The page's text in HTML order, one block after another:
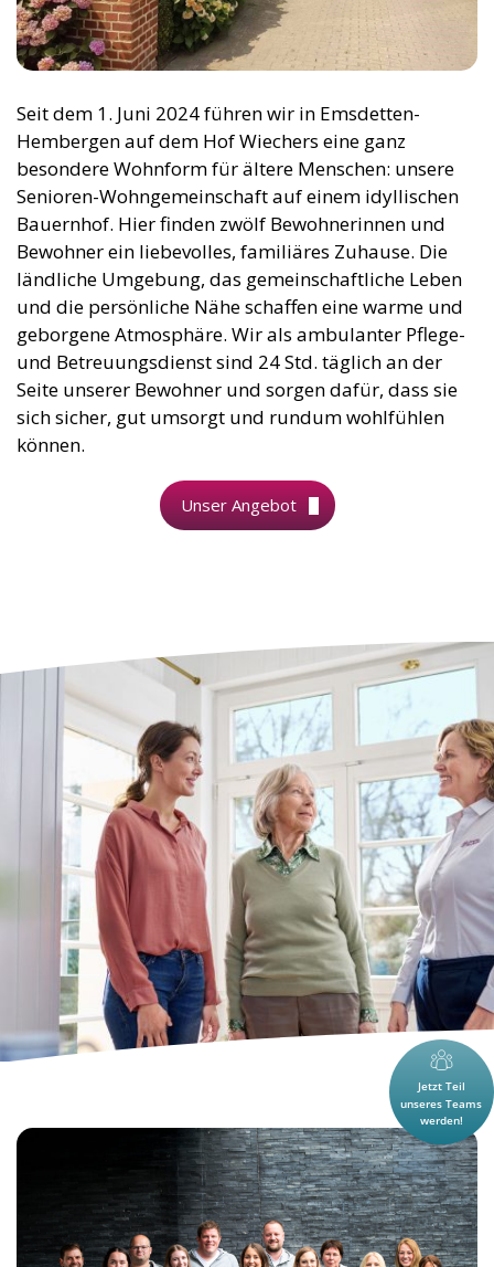
Seit dem 1. Juni 2024 führen wir in Emsdetten-
Hembergen auf dem Hof Wiechers eine ganz
besondere Wohnform für ältere Menschen: unsere
Senioren-Wohngemeinschaft auf einem idyllischen
Bauernhof. Hier finden zwölf Bewohnerinnen und
Bewohner ein liebevolles, familiäres Zuhause. Die
ländliche Umgebung, das gemeinschaftliche Leben
und die persönliche Nähe schaffen eine warme und
geborgene Atmosphäre. Wir als ambulanter Pflege-
und Betreuungsdienst sind 24 Std. täglich an der
Seite unserer Bewohner und sorgen dafür, dass sie
sich sicher, gut umsorgt und rundum wohlfühlen
können.
Unser Angebot